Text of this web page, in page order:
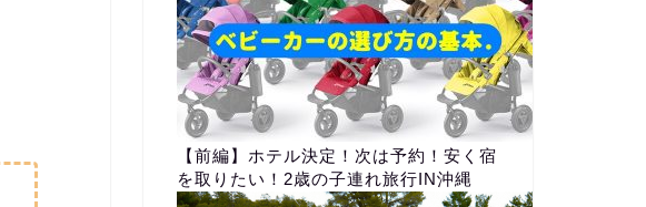
【前編】ホテル決定！次は予約！安く宿
を取りたい！2歳の子連れ旅行IN沖縄